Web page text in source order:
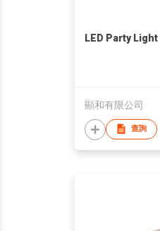
LED Party Light
顯和有限公司
查詢